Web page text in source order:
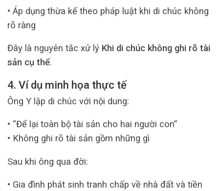
• Áp dụng thừa kế theo pháp luật khi di chúc không
rõ ràng
Đây là nguyên tắc xử lý Khi di chúc không ghi rõ tài
sản cụ thể.
4. Ví dụ minh họa thực tế
Ông Y lập di chúc với nội dung:
• “Để lại toàn bộ tài sản cho hai người con”
• Không ghi rõ tài sản gồm những gì
Sau khi ông qua đời:
• Gia đình phát sinh tranh chấp về nhà đất và tiền